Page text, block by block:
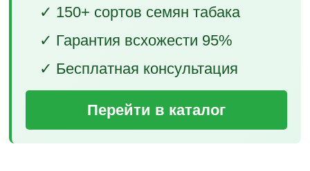
✓ 150+ сортов семян табака
✓ Гарантия всхожести 95%
✓ Бесплатная консультация
Перейти в каталог